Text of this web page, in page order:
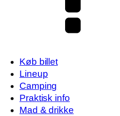
Køb billet
Lineup
Camping
Praktisk info
Mad & drikke